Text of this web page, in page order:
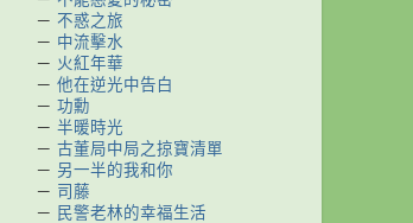
－ 不惑之旅
－ 中流擊水
－ 火紅年華
－ 他在逆光中告白
－ 功勳
－ 半暖時光
－ 古董局中局之掠寶清單
－ 另一半的我和你
－ 司藤
－ 民警老林的幸福生活